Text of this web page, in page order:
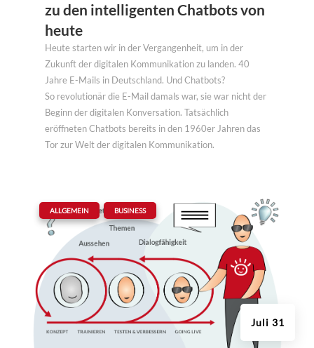
zu den intelligenten Chatbots von
heute
Heute starten wir in der Vergangenheit, um in der
Zukunft der digitalen Kommunikation zu landen. 40
Jahre E-Mails in Deutschland. Und Chatbots?
So revolutionär die E-Mail damals war, sie war nicht der
Beginn der digitalen Konversation. Tatsächlich
eröffneten Chatbots bereits in den 1960er Jahren das
Tor zur Welt der digitalen Kommunikation.
Juli 31
ALLGEMEIN BUSINESS